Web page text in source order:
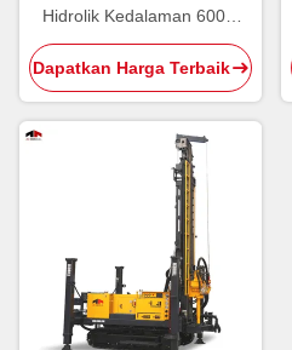
Hidrolik Kedalaman 600m
Deep CE
Dapatkan Harga Terbaik